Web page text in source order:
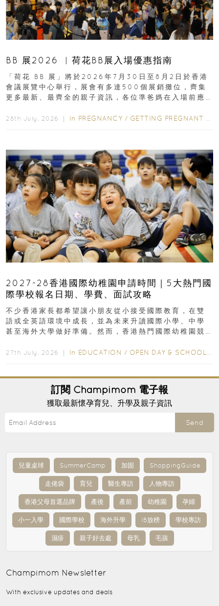
BB 展2026 ︳荷花BB展入場優惠指南
「荷花 BB 展」將於2026年7月30日至8月2日於香港
會議展覽中心舉行，展會有多達500個展銷攤位，齊集
更多最新、最齊全的親子資訊，各位準爸媽在入場前應
28th July, 2026 ｜ In PREGNANCY / GETTING PREGNANT
2027-28香港國際幼稚園申請時間｜5大熱門國
際學校報名日期、學費、面試攻略
不少香港家長都希望讓小朋友從小接受國際教育，在雙
語或全英語環境中成長，並為未來升讀國際小學、中學
甚至海外大學做好準備。然而，香港熱門國際幼稚園競
27th July, 2026 ｜ In EDUCATION / OPEN DAY & SCHOOL EVENTS
訂閱 Champimom 電子報
獲取最新懷孕育兒、升學及親子資訊
Send
兒童桌球 SummerCamp 加固 ShoppingGuide
走佬袋 育兒 醫生專訪 人物專訪
香港父母首選品牌 產後 產前 幼稚園 孕婦
小一入學 國際學校 海外升學 IB放榜 學校專訪
濕疹 親子好去處 母乳 毛孩
Champimom Newsletter
With exclusive updates and deals